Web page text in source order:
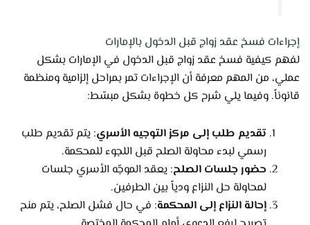
إجراءات فسخ عقد زواج قبل الدخول بالإمارات
لفهم كيفية فسخ عقد زواج قبل الدخول في الإمارات بشكل
عملي، من المهم معرفة أن الإجراءات تمر بمراحل إلزامية ومنظمة
قانوناً. وفيما يلي شرح كل خطوة بشكل مبسّط:
تقديم طلب إلى مركز التوجيه الأسري: يتم تقديم طلب
رسمي لبدء محاولة الصلح قبل اللجوء للمحكمة.
حضور جلسات الصلح: يعقد الموجّه الأسري جلسات
لمحاولة حل النزاع ودياً بين الطرفين.
إحالة النزاع إلى المحكمة: في حال فشل الصلح، يتم منح